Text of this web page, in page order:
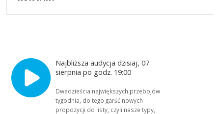
Najbliższa audycja dzisiaj, 07
sierpnia po godz. 19:00
Dwadzieścia największych przebojów
tygodnia, do tego garść nowych
propozycji do listy, czyli nasze typy,